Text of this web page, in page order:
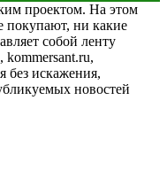
проектом. На этом
покупают, ни какие
собой ленту
kommersant.ru,
без искажения,
новостей